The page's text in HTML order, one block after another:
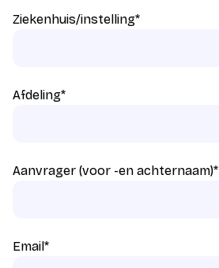
Ziekenhuis/instelling*
Afdeling*
Aanvrager (voor -en achternaam)*
Email*